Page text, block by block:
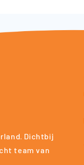
Dichtbij
team van